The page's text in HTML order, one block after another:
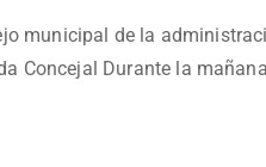
municipal de la
Concejal Durante la